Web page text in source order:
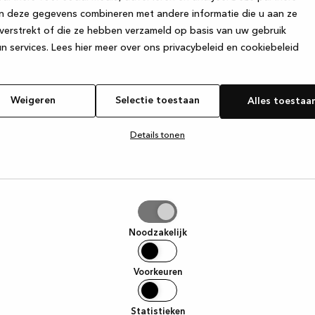
deze gegevens combineren met andere informatie die u aan ze
of die ze hebben verzameld op basis van uw gebruik
services. Lees hier meer over ons privacybeleid en cookiebeleid
Weigeren Selectie toestaan Alles
Details tonen
Noodzakelijk
Voorkeuren
Statistieken
has occurred while loadingwww.kvik.be (see the